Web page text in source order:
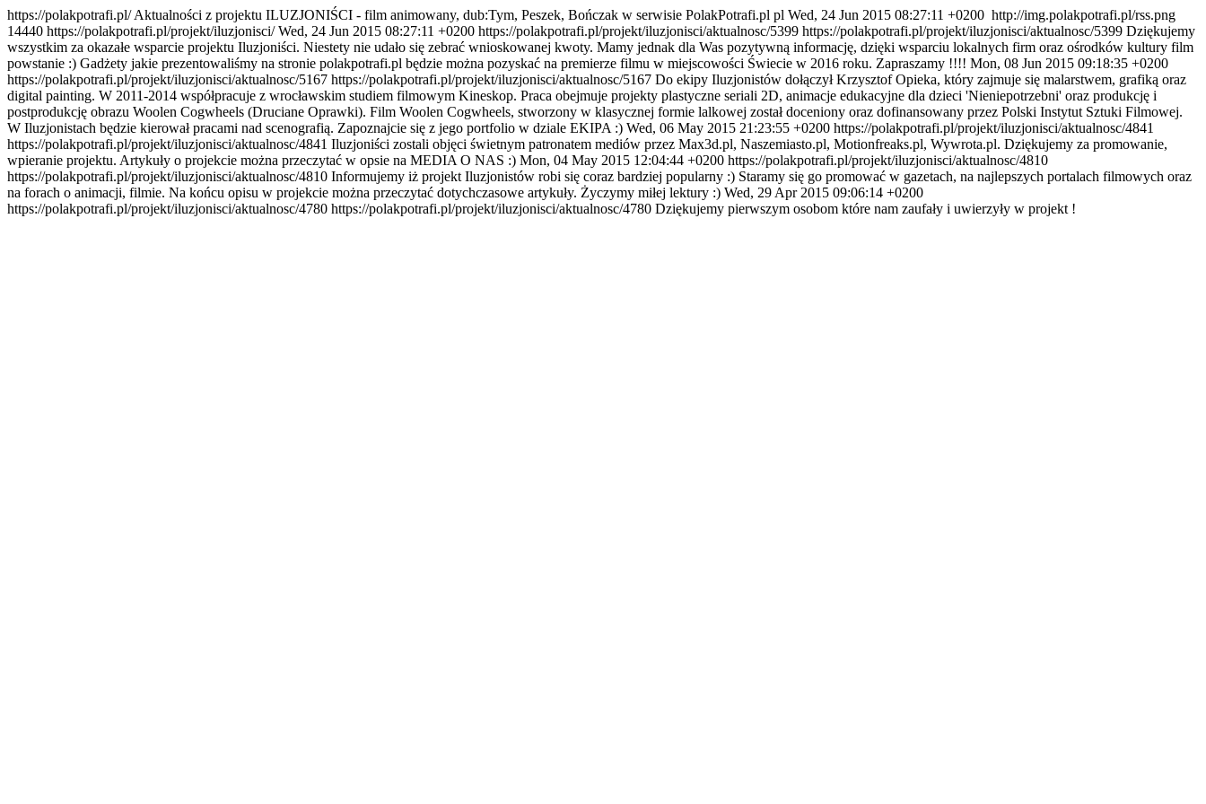
https://polakpotrafi.pl/Aktualności z projektu ILUZJONIŚCI - film animowany, dub:Tym, Peszek, Bończak w serwisie PolakPotrafi.pl pl Wed, 24 Jun 2015 08:27:11 +0200 http://img.polakpotrafi.pl/rss.png
14440 https://polakpotrafi.pl/projekt/iluzjonisci/Wed, 24 Jun 2015 08:27:11 +0200 https://polakpotrafi.pl/projekt/iluzjonisci/aktualnosc/5399 https://polakpotrafi.pl/projekt/iluzjonisci/aktualnosc/5399 Dziękujemy
wszystkim za okazałe wsparcie projektu Iluzjoniści. Niestety nie udało się zebrać wnioskowanej kwoty. Mamy jednak dla Was pozytywną informację, dzięki wsparciu lokalnych firm oraz ośrodków kultury film
powstanie :) Gadżety jakie prezentowaliśmy na stronie polakpotrafi.pl będzie można pozyskać na premierze filmu w miejscowości Świecie w 2016 roku. Zapraszamy !!!! Mon, 08 Jun 2015 09:18:35 +0200
https://polakpotrafi.pl/projekt/iluzjonisci/aktualnosc/5167 https://polakpotrafi.pl/projekt/iluzjonisci/aktualnosc/5167 Do ekipy Iluzjonistów dołączył Krzysztof Opieka, który zajmuje się malarstwem, grafiką oraz
digital painting. W 2011-2014 współpracuje z wrocławskim studiem filmowym Kineskop. Praca obejmuje projekty plastyczne seriali 2D, animacje edukacyjne dla dzieci 'Nieniepotrzebni' oraz produkcję i
postprodukcję obrazu Woolen Cogwheels (Druciane Oprawki). Film Woolen Cogwheels, stworzony w klasycznej formie lalkowej został doceniony oraz dofinansowany przez Polski Instytut Sztuki Filmowej.
W Iluzjonistach będzie kierował pracami nad scenografią. Zapoznajcie się z jego portfolio w dziale EKIPA :) Wed, 06 May 2015 21:23:55 +0200 https://polakpotrafi.pl/projekt/iluzjonisci/aktualnosc/4841
https://polakpotrafi.pl/projekt/iluzjonisci/aktualnosc/4841 Iluzjoniści zostali objęci świetnym patronatem mediów przez Max3d.pl, Naszemiasto.pl, Motionfreaks.pl, Wywrota.pl. Dziękujemy za promowanie,
wpieranie projektu. Artykuły o projekcie można przeczytać w opsie na MEDIA O NAS :) Mon, 04 May 2015 12:04:44 +0200 https://polakpotrafi.pl/projekt/iluzjonisci/aktualnosc/4810
https://polakpotrafi.pl/projekt/iluzjonisci/aktualnosc/4810 Informujemy iż projekt Iluzjonistów robi się coraz bardziej popularny :) Staramy się go promować w gazetach, na najlepszych portalach filmowych oraz
na forach o animacji, filmie. Na końcu opisu w projekcie można przeczytać dotychczasowe artykuły. Życzymy miłej lektury :) Wed, 29 Apr 2015 09:06:14 +0200
https://polakpotrafi.pl/projekt/iluzjonisci/aktualnosc/4780 https://polakpotrafi.pl/projekt/iluzjonisci/aktualnosc/4780 Dziękujemy pierwszym osobom które nam zaufały i uwierzyły w projekt !